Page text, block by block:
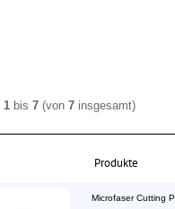
1 bis 7 (von 7 insgesamt)
Produkte
Microfaser Cutting